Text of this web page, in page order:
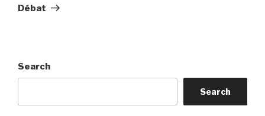
Post
Débat
Search
Search